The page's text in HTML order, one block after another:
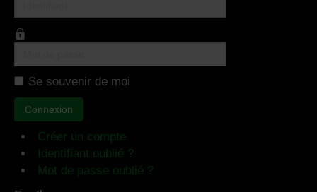
de
passeSe souvenir de moi
Connexion
Créer un compte
Identifiant oublié ?
Mot de passe oublié ?